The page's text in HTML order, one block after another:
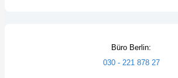
Büro Berlin:
030 - 221 878 27